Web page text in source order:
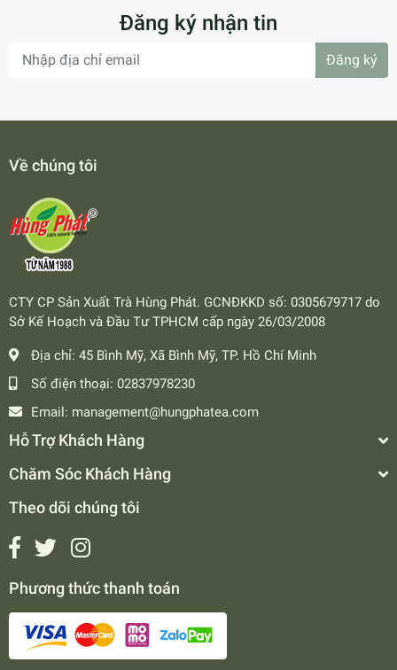
Đăng ký nhận tin
Đăng ký
Về chúng tôi
CTY CP Sản Xuất Trà Hùng Phát. GCNĐKKD số: 0305679717 do
Sở Kế Hoạch và Đầu Tư TPHCM cấp ngày 26/03/2008
Địa chỉ: 45 Bình Mỹ, Xã Bình Mỹ, TP. Hồ Chí Minh
Số điện thoại: 02837978230
Email: management@hungphatea.com
Hỗ Trợ Khách Hàng
Chăm Sóc Khách Hàng
Theo dõi chúng tôi
Phương thức thanh toán